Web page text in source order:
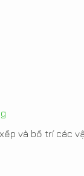
và bố trí các vật